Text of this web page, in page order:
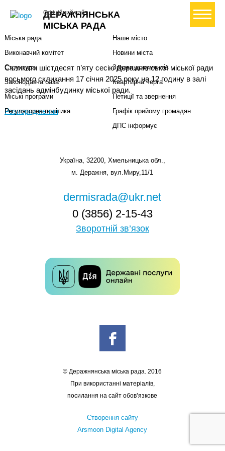
ДЕРАЖНЯНСЬКА
МІСЬКА РАДА
Офіційний сайт+ Створити петицію
Скликати шістдесят п’яту сесію Деражнянської міської ради
восьмого скликання 17 січня 2025 року на 12 годину в залі
засідань адмінбудинку міської ради.
Розпорядження
Міський голова
Міська рада
Виконавчий комітет
Структура
Законодавча база
Міські програми
Регуляторна політика
Наше місто
Новини міста
Зразки документів
Квартирна черга
Петиції та звернення
Графік прийому громадян
ДПС інформує
Україна, 32200, Хмельницька обл.,
м. Деражня, вул.Миру,11/1
dermisrada@ukr.net
0 (3856) 2-15-43
Зворотній зв’язок
© Деражнянська міська рада. 2016
При використанні матеріалів,
посилання на сайт обов’язкове
Створення сайту
Arsmoon Digital Agency